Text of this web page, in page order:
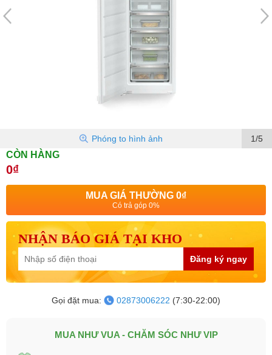
1/5
Phóng to hình ảnh
CÒN HÀNG
0₫
MUA GIÁ THƯỜNG 0₫
Có trả góp 0%
NHẬN BÁO GIÁ TẠI KHO
Đăng ký ngay
Gọi đặt mua: 02873006222 (7:30-22:00)
MUA NHƯ VUA - CHĂM SÓC NHƯ VIP